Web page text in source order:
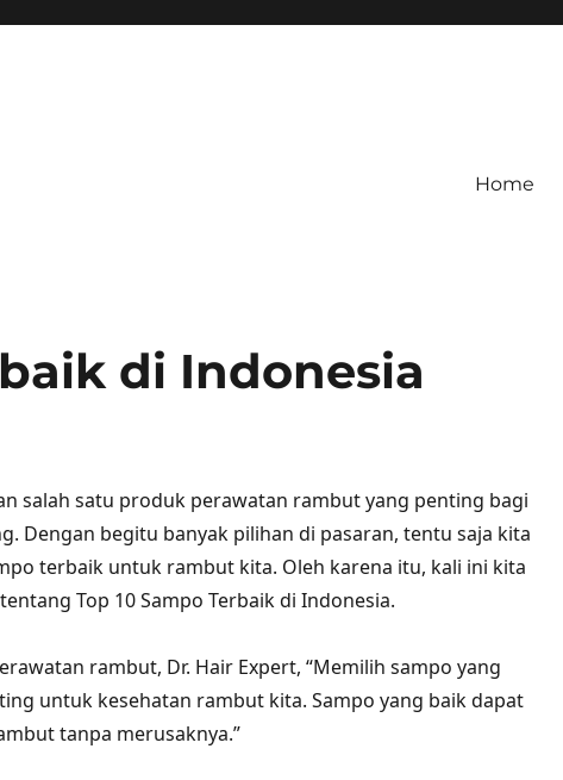
Home
di Indonesia
salah satu produk perawatan rambut yang penting bagi
Dengan begitu banyak pilihan di pasaran, tentu saja kita
terbaik untuk rambut kita. Oleh karena itu, kali ini kita
Top 10 Sampo Terbaik di Indonesia.
rambut, Dr. Hair Expert, “Memilih sampo yang
untuk kesehatan rambut kita. Sampo yang baik dapat
tanpa merusaknya.”